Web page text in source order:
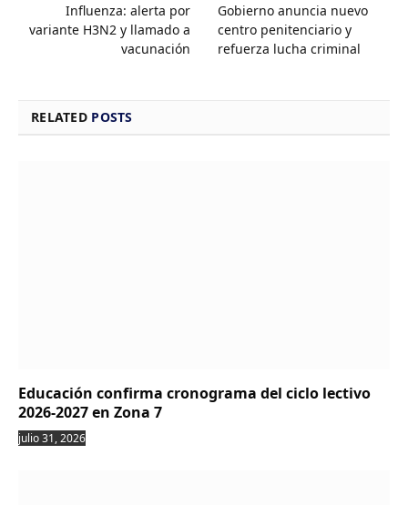
Influenza: alerta por
variante H3N2 y llamado a
vacunación
Gobierno anuncia nuevo
centro penitenciario y
refuerza lucha criminal
RELATED POSTS
Educación confirma cronograma del ciclo lectivo
2026-2027 en Zona 7
julio 31, 2026